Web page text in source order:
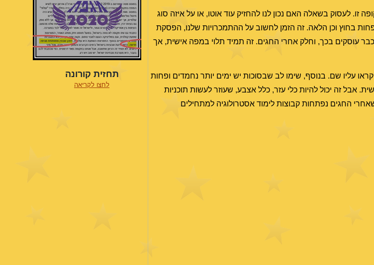
לעסוק בשאלה האם נכון לנו להחזיק עוד אוטו, או על איזה סוג
פחות בחוץ וכן הלאה. זה הזמן לחשוב על ההתמכרויות שלנו, הפסקת
כבר עוסקים בכך, וחלק אחרי החגים. זה תמיד תלוי במפה אישית, אך
קראו עליו שם. בנוסף, שימו לב שבסוכות יש ימים יותר נחמדים ופחות
אבל זה יכול להיות כלי עזר, כלל אצבע, שעוזר לעשות תוכניות
שאחרי החגים נפתחות קבוצות לימוד אסטרולוגיה למתחילים
תחזית קורונה
לחצו לקריאה